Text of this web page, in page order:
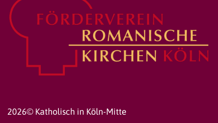
2026© Katholisch in Köln-Mitte